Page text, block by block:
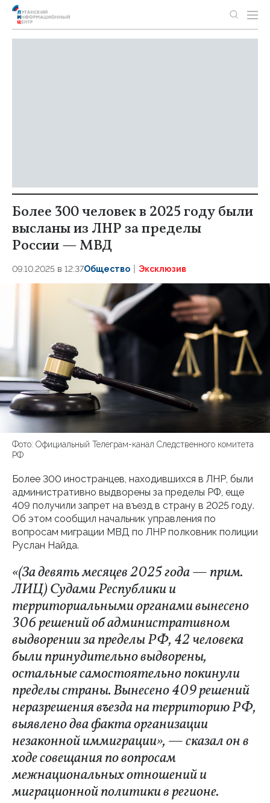
Более 300 человек в 2025 году были
высланы из ЛНР за пределы
России — МВД
09.10.2025 в 12:37Общество Эксклюзив
Фото: Официальный Телеграм-канал Следственного комитета
РФ
Более 300 иностранцев, находившихся в ЛНР, были
административно выдворены за пределы РФ, еще
409 получили запрет на въезд в страну в 2025 году.
Об этом сообщил начальник управления по
вопросам миграции МВД по ЛНР полковник полиции
Руслан Найда.
«(За девять месяцев 2025 года — прим.
ЛИЦ) Судами Республики и
территориальными органами вынесено
306 решений об административном
выдворении за пределы РФ, 42 человека
были принудительно выдворены,
остальные самостоятельно покинули
пределы страны. Вынесено 409 решений
неразрешения въезда на территорию РФ,
выявлено два факта организации
незаконной иммиграции», — сказал он в
ходе совещания по вопросам
межнациональных отношений и
миграционной политики в регионе.